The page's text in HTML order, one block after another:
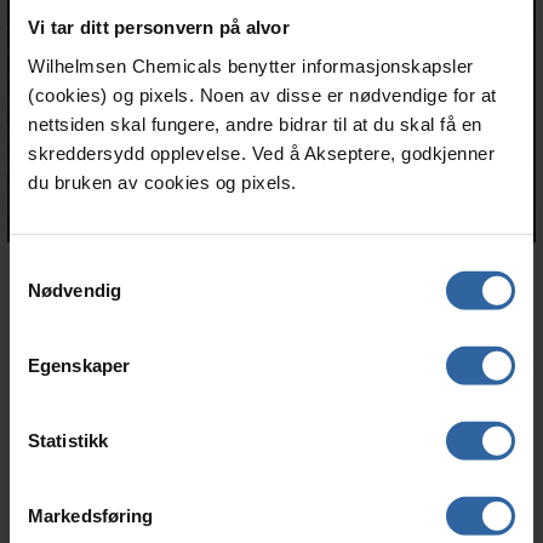
Vi tar ditt personvern på alvor
Wilhelmsen Chemicals benytter informasjonskapsler
(cookies) og pixels. Noen av disse er nødvendige for at
nettsiden skal fungere, andre bidrar til at du skal få en
skreddersydd opplevelse. Ved å Akseptere, godkjenner
du bruken av cookies og pixels.
Nødvendig
Egenskaper
Statistikk
Markedsføring
YouTube